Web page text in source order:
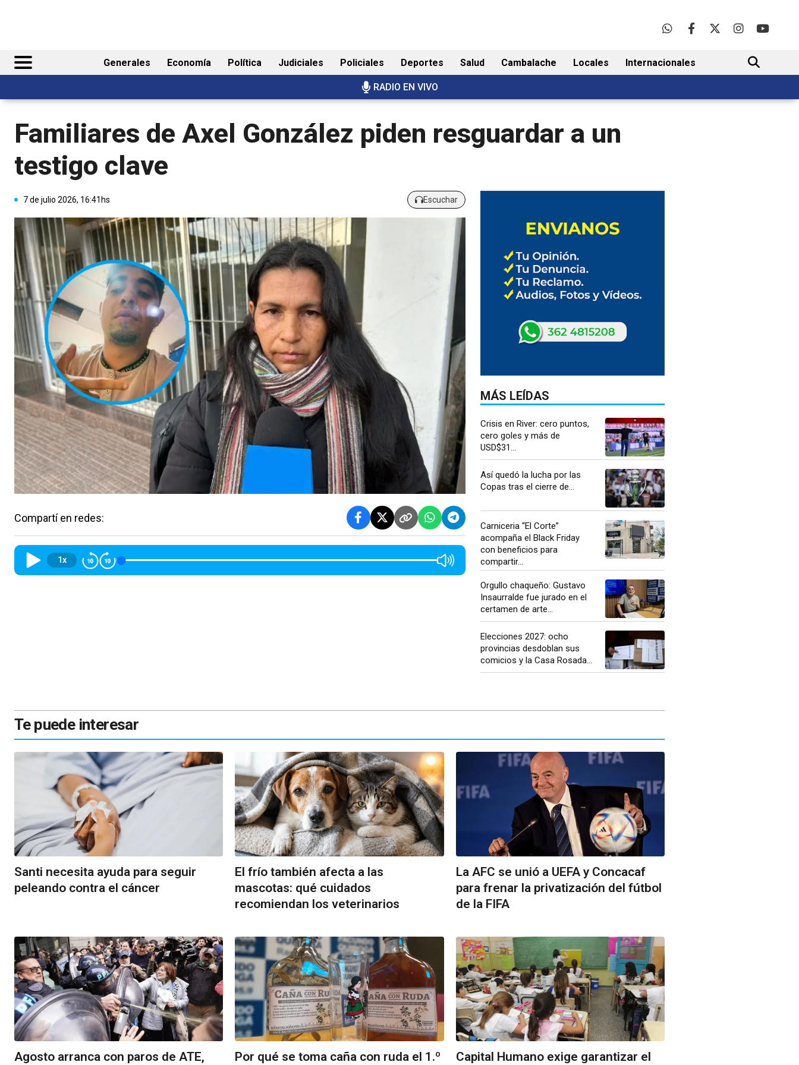
Generales Economía Política Judiciales Policiales Deportes Salud Cambalache Locales Internacionales
RADIO EN VIVO
BUSCAR
Familiares de Axel González piden resguardar a un
testigo clave
7 de julio 2026, 16:41hs Escuchar
Compartí en redes:
1x
MÁS LEÍDAS
Crisis en River: cero puntos,
cero goles y más de
USD$31...
Así quedó la lucha por las
Copas tras el cierre de...
Carniceria “El Corte”
acompaña el Black Friday
con beneficios para
compartir...
Orgullo chaqueño: Gustavo
Insaurralde fue jurado en el
certamen de arte...
Elecciones 2027: ocho
provincias desdoblan sus
comicios y la Casa Rosada...
Te puede interesar
Santi necesita ayuda para seguir
peleando contra el cáncer
El frío también afecta a las
mascotas: qué cuidados
recomiendan los veterinarios
La AFC se unió a UEFA y Concacaf
para frenar la privatización del fútbol
de la FIFA
Agosto arranca con paros de ATE, Por qué se toma caña con ruda el 1.º Capital Humano exige garantizar el